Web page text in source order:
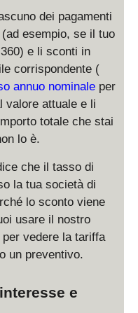
dei pagamenti
esempio, se il tuo
e li sconti in
corrispondente (
annuo nominale per
valore attuale e li
totale che stai
lo è.
che il tasso di
la tua società di
lo sconto viene
usare il nostro
per vedere la tariffa
un preventivo.
e